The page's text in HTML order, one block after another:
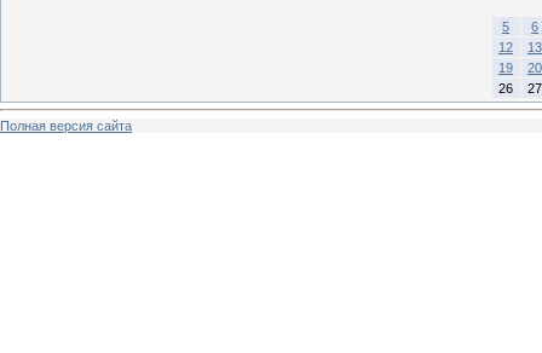
5
6
12
13
19
20
26
27
Полная версия сайта